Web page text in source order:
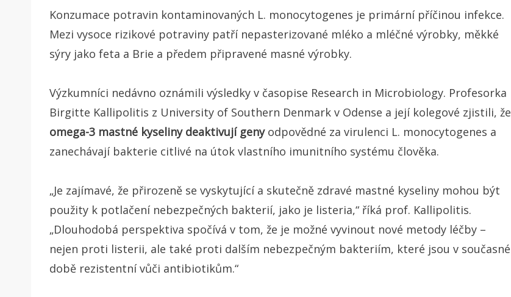
Konzumace potravin kontaminovaných L. monocytogenes je primární příčinou infekce.
Mezi vysoce rizikové potraviny patří nepasterizované mléko a mléčné výrobky, měkké
sýry jako feta a Brie a předem připravené masné výrobky.
Výzkumníci nedávno oznámili výsledky v časopise Research in Microbiology. Profesorka
Birgitte Kallipolitis z University of Southern Denmark v Odense a její kolegové zjistili, že
omega-3 mastné kyseliny deaktivují genyodpovědné za virulenci L. monocytogenes a
zanechávají bakterie citlivé na útok vlastního imunitního systému člověka.
„Je zajímavé, že přirozeně se vyskytující a skutečně zdravé mastné kyseliny mohou být
použity k potlačení nebezpečných bakterií, jako je listeria,“ říká prof. Kallipolitis.
„Dlouhodobá perspektiva spočívá v tom, že je možné vyvinout nové metody léčby –
nejen proti listerii, ale také proti dalším nebezpečným bakteriím, které jsou v současné
době rezistentní vůči antibiotikům.“